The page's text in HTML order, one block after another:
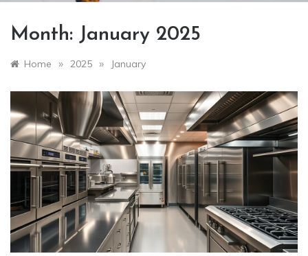
Month: January 2025
Home » 2025 » January